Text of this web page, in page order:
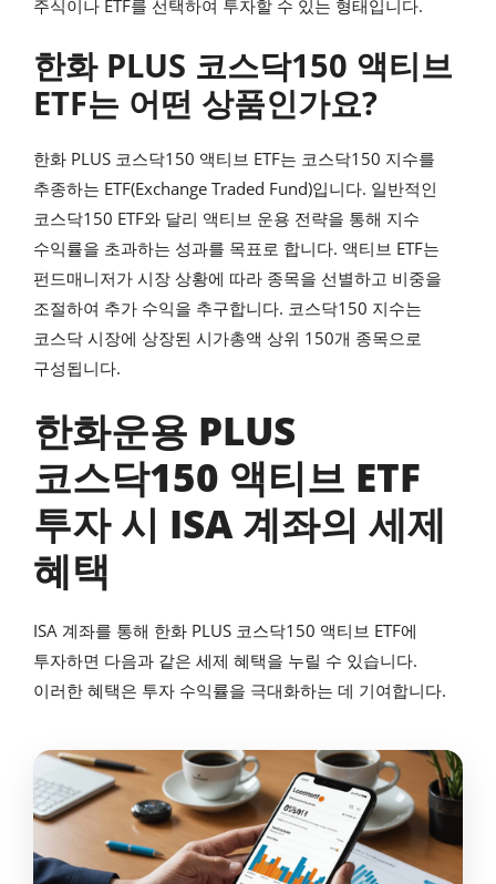
주식이나 ETF를 선택하여 투자할 수 있는 형태입니다.
한화 PLUS 코스닥150 액티브
ETF는 어떤 상품인가요?
한화 PLUS 코스닥150 액티브 ETF는 코스닥150 지수를
추종하는 ETF(Exchange Traded Fund)입니다. 일반적인
코스닥150 ETF와 달리 액티브 운용 전략을 통해 지수
수익률을 초과하는 성과를 목표로 합니다. 액티브 ETF는
펀드매니저가 시장 상황에 따라 종목을 선별하고 비중을
조절하여 추가 수익을 추구합니다. 코스닥150 지수는
코스닥 시장에 상장된 시가총액 상위 150개 종목으로
구성됩니다.
한화운용 PLUS
코스닥150 액티브 ETF
투자 시 ISA 계좌의 세제
혜택
ISA 계좌를 통해 한화 PLUS 코스닥150 액티브 ETF에
투자하면 다음과 같은 세제 혜택을 누릴 수 있습니다.
이러한 혜택은 투자 수익률을 극대화하는 데 기여합니다.